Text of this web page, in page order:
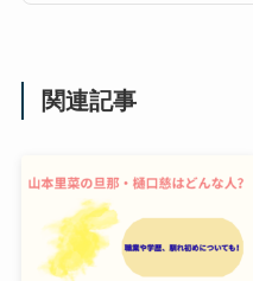
関連記事